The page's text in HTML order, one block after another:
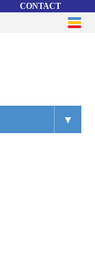
CONTACT
▾